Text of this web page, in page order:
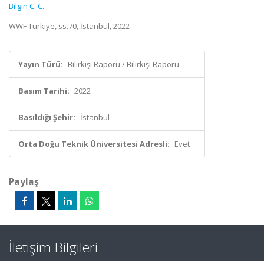
Bilgin C. C.
WWF Türkiye, ss.70, İstanbul, 2022
Yayın Türü: Bilirkişi Raporu / Bilirkişi Raporu
Basım Tarihi: 2022
Basıldığı Şehir: İstanbul
Orta Doğu Teknik Üniversitesi Adresli: Evet
Paylaş
İletişim Bilgileri